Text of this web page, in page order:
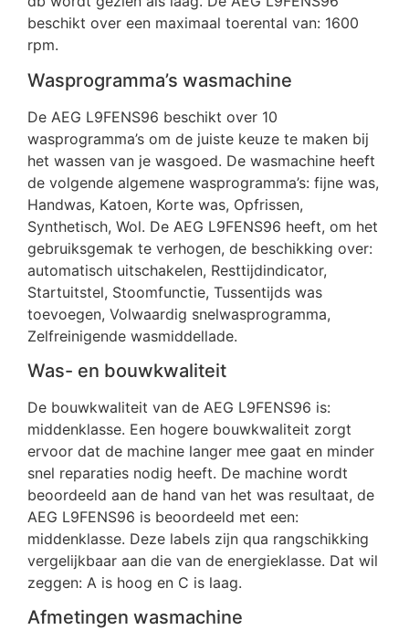
beschikt over een maximaal toerental van: 1600
rpm.
Wasprogramma’s wasmachine
De AEG L9FENS96 beschikt over 10
wasprogramma’s om de juiste keuze te maken bij
het wassen van je wasgoed. De wasmachine heeft
de volgende algemene wasprogramma’s: fijne was,
Handwas, Katoen, Korte was, Opfrissen,
Synthetisch, Wol. De AEG L9FENS96 heeft, om het
gebruiksgemak te verhogen, de beschikking over:
automatisch uitschakelen, Resttijdindicator,
Startuitstel, Stoomfunctie, Tussentijds was
toevoegen, Volwaardig snelwasprogramma,
Zelfreinigende wasmiddellade.
Was- en bouwkwaliteit
De bouwkwaliteit van de AEG L9FENS96 is:
middenklasse. Een hogere bouwkwaliteit zorgt
ervoor dat de machine langer mee gaat en minder
snel reparaties nodig heeft. De machine wordt
beoordeeld aan de hand van het was resultaat, de
AEG L9FENS96 is beoordeeld met een:
middenklasse. Deze labels zijn qua rangschikking
vergelijkbaar aan die van de energieklasse. Dat wil
zeggen: A is hoog en C is laag.
Afmetingen wasmachine